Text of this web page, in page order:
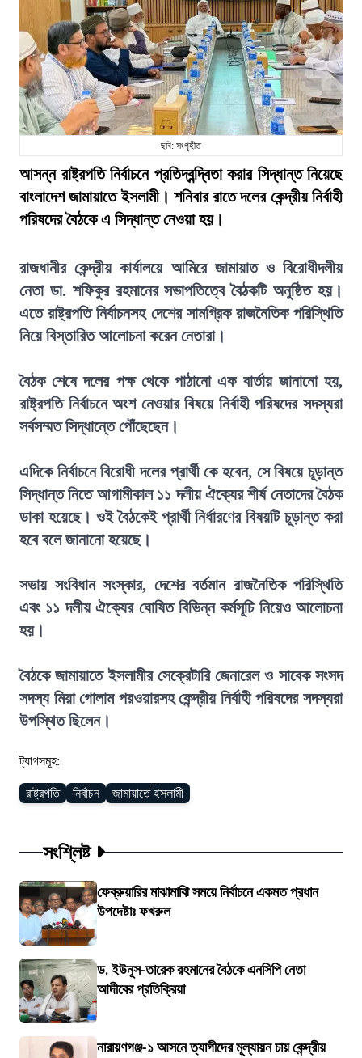
ছবি: সংগৃহীত
আসন্ন রাষ্ট্রপতি নির্বাচনে প্রতিদ্বন্দ্বিতা করার সিদ্ধান্ত নিয়েছে
বাংলাদেশ জামায়াতে ইসলামী। শনিবার রাতে দলের কেন্দ্রীয় নির্বাহী
পরিষদের বৈঠকে এ সিদ্ধান্ত নেওয়া হয়।
রাজধানীর কেন্দ্রীয় কার্যালয়ে আমিরে জামায়াত ও বিরোধীদলীয়
নেতা ডা. শফিকুর রহমানের সভাপতিত্বে বৈঠকটি অনুষ্ঠিত হয়।
এতে রাষ্ট্রপতি নির্বাচনসহ দেশের সামগ্রিক রাজনৈতিক পরিস্থিতি
নিয়ে বিস্তারিত আলোচনা করেন নেতারা।
বৈঠক শেষে দলের পক্ষ থেকে পাঠানো এক বার্তায় জানানো হয়,
রাষ্ট্রপতি নির্বাচনে অংশ নেওয়ার বিষয়ে নির্বাহী পরিষদের সদস্যরা
সর্বসম্মত সিদ্ধান্তে পৌঁছেছেন।
এদিকে নির্বাচনে বিরোধী দলের প্রার্থী কে হবেন, সে বিষয়ে চূড়ান্ত
সিদ্ধান্ত নিতে আগামীকাল ১১ দলীয় ঐক্যের শীর্ষ নেতাদের বৈঠক
ডাকা হয়েছে। ওই বৈঠকেই প্রার্থী নির্ধারণের বিষয়টি চূড়ান্ত করা
হবে বলে জানানো হয়েছে।
সভায় সংবিধান সংস্কার, দেশের বর্তমান রাজনৈতিক পরিস্থিতি
এবং ১১ দলীয় ঐক্যের ঘোষিত বিভিন্ন কর্মসূচি নিয়েও আলোচনা
হয়।
বৈঠকে জামায়াতে ইসলামীর সেক্রেটারি জেনারেল ও সাবেক সংসদ
সদস্য মিয়া গোলাম পরওয়ারসহ কেন্দ্রীয় নির্বাহী পরিষদের সদস্যরা
উপস্থিত ছিলেন।
ট্যাগসমূহ:
রাষ্ট্রপতি নির্বাচন জামায়াতে ইসলামী
সংশ্লিষ্ট
ফেব্রুয়ারির মাঝামাঝি সময়ে নির্বাচনে একমত প্রধান
উপদেষ্টাঃ ফখরুল
ড. ইউনূস-তারেক রহমানের বৈঠকে এনসিপি নেতা
আদীবের প্রতিক্রিয়া
নারায়ণগঞ্জ-১ আসনে ত্যাগীদের মূল্যায়ন চায় কেন্দ্রীয়